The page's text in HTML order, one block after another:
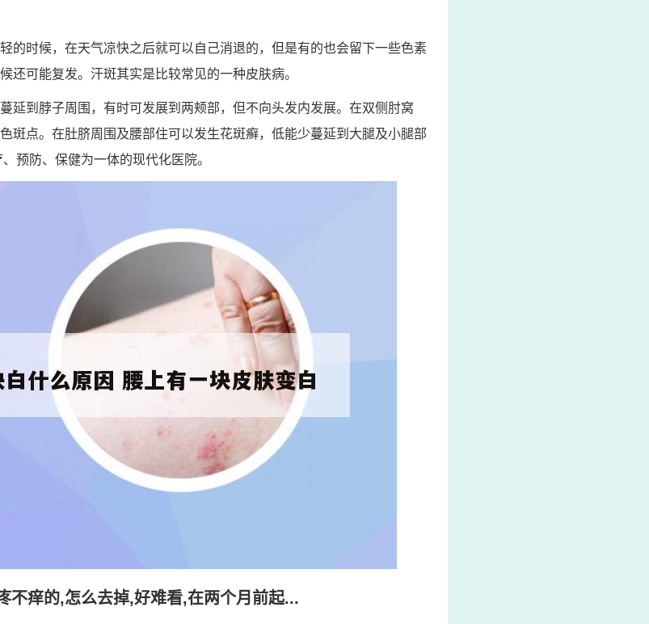
的时候，在天气凉快之后就可以自己消退的，但是有的也会留下一些色素
还可能复发。汗斑其实是比较常见的一种皮肤病。
延到脖子周围，有时可发展到两颊部，但不向头发内发展。在双侧肘窝
斑点。在肚脐周围及腰部住可以发生花斑癣，低能少蔓延到大腿及小腿部
预防、保健为一体的现代化医院。
不痒的,怎么去掉,好难看,在两个月前起...